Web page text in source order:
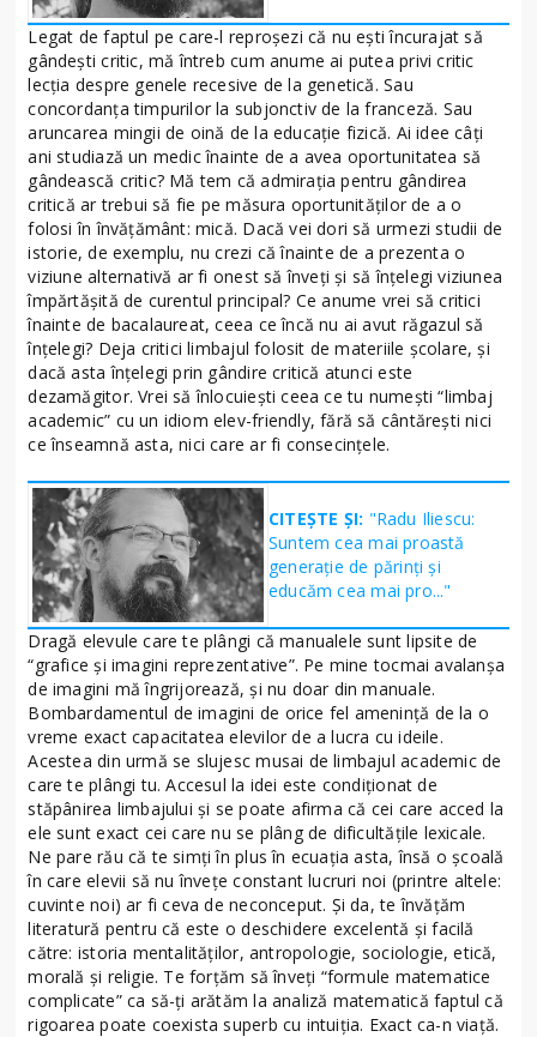
Legat de faptul pe care-l reproşezi că nu eşti încurajat să
gândeşti critic, mă întreb cum anume ai putea privi critic
lecţia despre genele recesive de la genetică. Sau
concordanţa timpurilor la subjonctiv de la franceză. Sau
aruncarea mingii de oină de la educaţie fizică. Ai idee câţi
ani studiază un medic înainte de a avea oportunitatea să
gândească critic? Mă tem că admiraţia pentru gândirea
critică ar trebui să fie pe măsura oportunităţilor de a o
folosi în învăţământ: mică. Dacă vei dori să urmezi studii de
istorie, de exemplu, nu crezi că înainte de a prezenta o
viziune alternativă ar fi onest să înveţi şi să înţelegi viziunea
împărtăşită de curentul principal? Ce anume vrei să critici
înainte de bacalaureat, ceea ce încă nu ai avut răgazul să
înţelegi? Deja critici limbajul folosit de materiile şcolare, şi
dacă asta înţelegi prin gândire critică atunci este
dezamăgitor. Vrei să înlocuieşti ceea ce tu numeşti “limbaj
academic” cu un idiom elev-friendly, fără să cântăreşti nici
ce înseamnă asta, nici care ar fi consecinţele.
CITEȘTE ȘI: "Radu Iliescu:
Suntem cea mai proastă
generație de părinți și
educăm cea mai pro..."
Dragă elevule care te plângi că manualele sunt lipsite de
“grafice şi imagini reprezentative”. Pe mine tocmai avalanşa
de imagini mă îngrijorează, şi nu doar din manuale.
Bombardamentul de imagini de orice fel ameninţă de la o
vreme exact capacitatea elevilor de a lucra cu ideile.
Acestea din urmă se slujesc musai de limbajul academic de
care te plângi tu. Accesul la idei este condiţionat de
stăpânirea limbajului şi se poate afirma că cei care acced la
ele sunt exact cei care nu se plâng de dificultăţile lexicale.
Ne pare rău că te simţi în plus în ecuaţia asta, însă o şcoală
în care elevii să nu înveţe constant lucruri noi (printre altele:
cuvinte noi) ar fi ceva de neconceput. Şi da, te învăţăm
literatură pentru că este o deschidere excelentă şi facilă
către: istoria mentalităţilor, antropologie, sociologie, etică,
morală şi religie. Te forţăm să înveţi “formule matematice
complicate” ca să-ţi arătăm la analiză matematică faptul că
rigoarea poate coexista superb cu intuiţia. Exact ca-n viaţă.